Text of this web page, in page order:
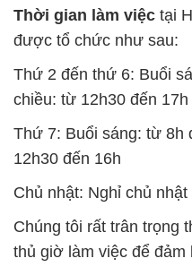
Thứ 7: Buổi sáng: từ 8h
12h30 đến 16h
Chủ nhật: Nghỉ chủ
thủ giờ làm việc để đảm
khách hàng và đảm bảo
nhất của nhân viên.
BẢN ĐỒ MAP TẠI
TRƯỜNG PHÁT